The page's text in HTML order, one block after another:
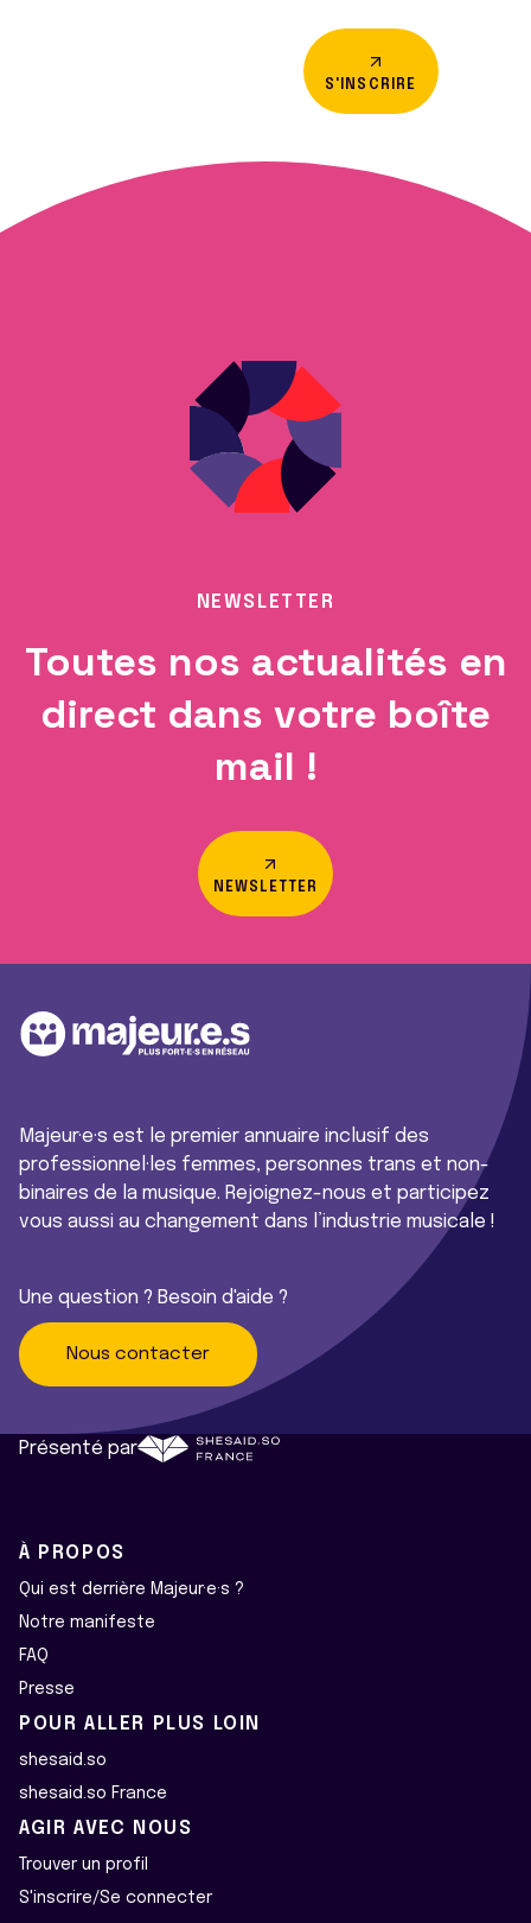
S'INSCRIRE
NEWSLETTER
Toutes nos actualités en
direct dans votre boîte
mail !
NEWSLETTER
Majeur·e·s est le premier annuaire inclusif des
professionnel·les femmes, personnes trans et non-
binaires de la musique. Rejoignez-nous et participez
vous aussi au changement dans l’industrie musicale !
Une question ? Besoin d'aide ?
Nous contacter
Présenté par
À PROPOS
Qui est derrière Majeur·e·s ?
Notre manifeste
FAQ
Presse
POUR ALLER PLUS LOIN
shesaid.so
shesaid.so France
AGIR AVEC NOUS
Trouver un profil
S'inscrire/Se connecter